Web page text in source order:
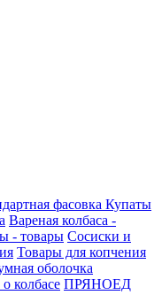
фасовка Купаты
Вареная колбаса -
- товары Сосиски и
Товары для копчения
оболочка
колбасе ПРЯНОЕД